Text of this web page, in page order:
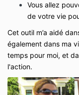
Vous allez
de votre vie
Cet outil m’a aidé
également dans ma
temps pour moi, et
l'action.